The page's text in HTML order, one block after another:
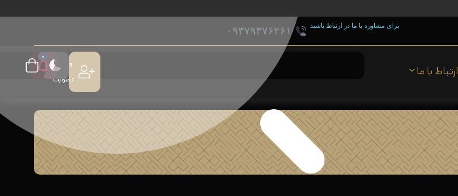
برای مشاوره با ما در ارتباط باشید ۰۹۳۷۹۳۷۶۲۶۱
ارتباط با ما
ورود /
عضویت
۰